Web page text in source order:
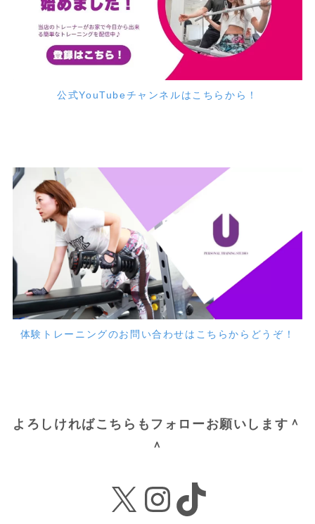
公式YouTubeチャンネルはこちらから！
体験トレーニングのお問い合わせはこちらからどうぞ！
よろしければこちらもフォローお願いします＾
＾
X Instagram
TikTok